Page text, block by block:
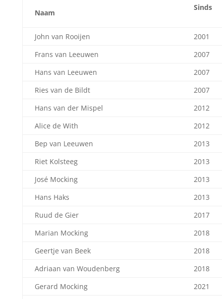
Naam
Sinds
John van Rooijen
2001
Frans van Leeuwen
2007
Hans van Leeuwen
2007
Ries van de Bildt
2007
Hans van der Mispel
2012
Alice de With
2012
Bep van Leeuwen
2013
Riet Kolsteeg
2013
José Mocking
2013
Hans Haks
2013
Ruud de Gier
2017
Marian Mocking
2018
Geertje van Beek
2018
Adriaan van Woudenberg
2018
Gerard Mocking
2021